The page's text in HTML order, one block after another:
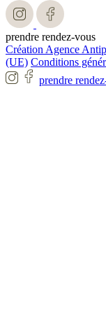
prendre rendez-vous
Création Agence
(UE) Conditions
prendre